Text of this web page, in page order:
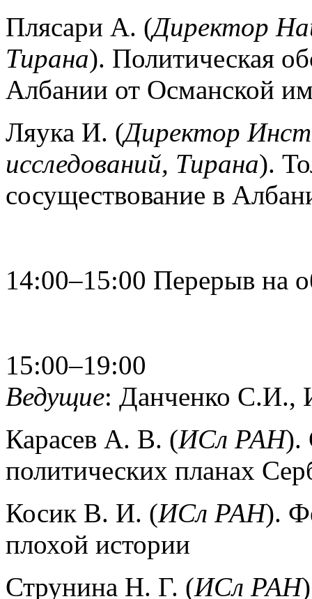
Плясари А. (Директор
Тирана). Политическая
Албании от Османской
Ляука И. (Директор
исследований, Тирана).
сосуществование в
14:00–15:00 Перерыв на
15:00–19:00
Ведущие: Данченко С.И.,
Карасев А. В. (ИСл РАН).
политических планах
Косик В. И. (ИСл РАН).
плохой истории
Струнина Н. Г. (ИСл РАН